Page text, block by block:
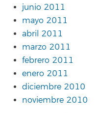
junio 2011
mayo 2011
abril 2011
marzo 2011
febrero 2011
enero 2011
diciembre 2010
noviembre 2010